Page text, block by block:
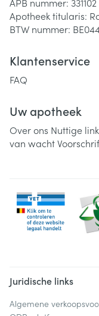
Apotheek titularis:
BTW nummer:
Klantenservice
FAQ
Uw apotheek
Over ons Nuttige
van wacht
Juridische links
Algemene